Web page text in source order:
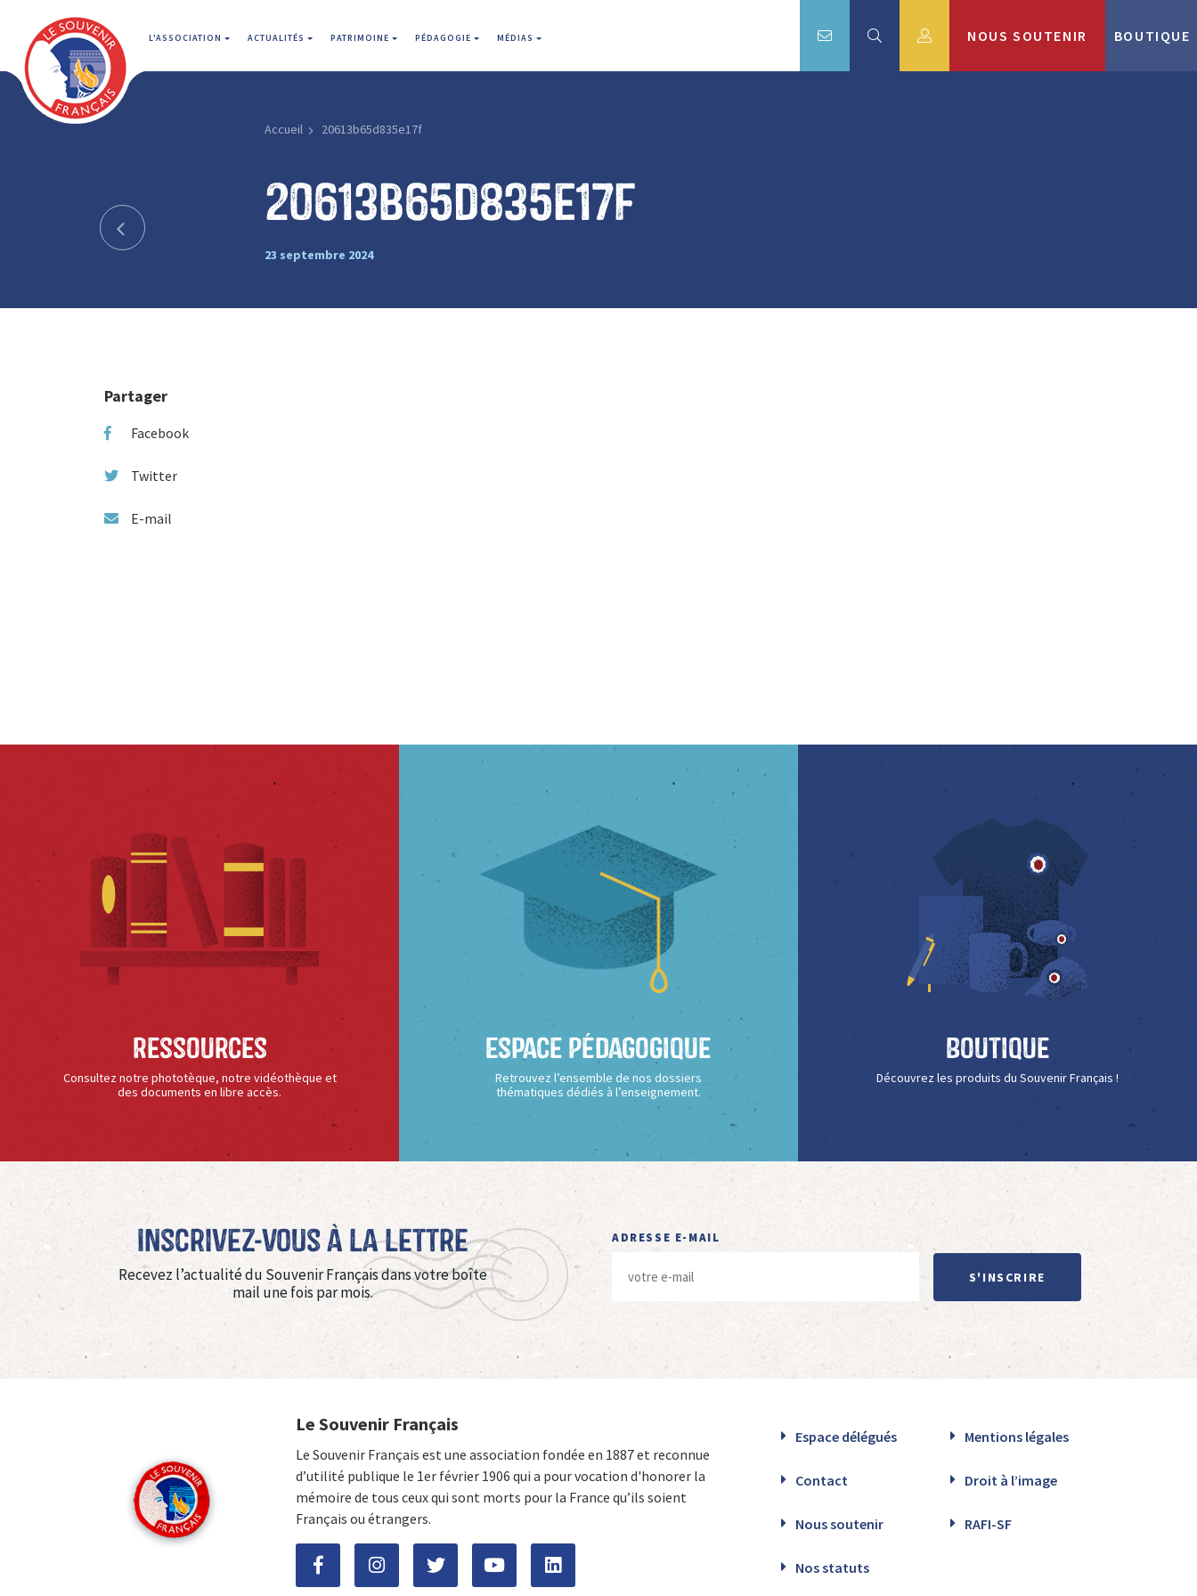
L'ASSOCIATION ACTUALITÉS PATRIMOINE PÉDAGOGIE MÉDIAS NOUS SOUTENIR BOUTIQUE
Accueil 20613b65d835e17f
20613b65d835e17f
23 septembre 2024
Partager
Facebook
Twitter
E-mail
Ressources
Consultez notre phototèque, notre vidéothèque et
des documents en libre accès.
Espace Pédagogique
Retrouvez l’ensemble de nos dossiers
thématiques dédiés à l’enseignement.
Boutique
Découvrez les produits du Souvenir Français !
Inscrivez-vous à La Lettre
Recevez l’actualité du Souvenir Français dans votre boîte
mail une fois par mois.
ADRESSE E-MAIL
S'INSCRIRE
Le Souvenir Français
Le Souvenir Français est une association fondée en 1887 et reconnue
d’utilité publique le 1er février 1906 qui a pour vocation d'honorer la
mémoire de tous ceux qui sont morts pour la France qu’ils soient
Français ou étrangers.
Espace délégués Mentions légales
Contact Droit à l’image
Nous soutenir RAFI-SF
Nos statuts